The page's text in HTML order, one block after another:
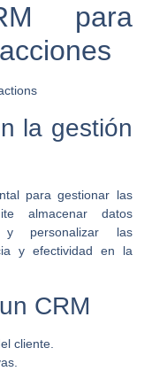
para
la gestión
para gestionar las
almacenar datos
y personalizar las
y efectividad en la
CRM
cliente.